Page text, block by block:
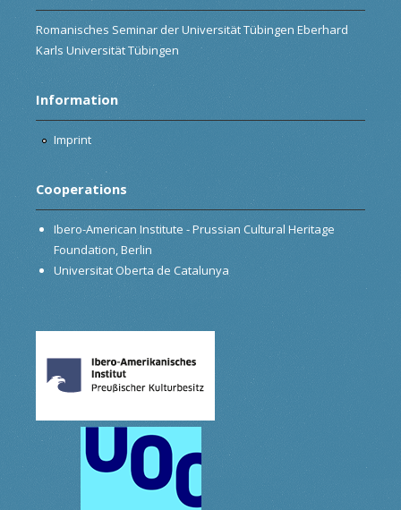
Romanisches Seminar der Universität Tübingen Eberhard
Karls Universität Tübingen
Information
Imprint
Cooperations
Ibero-American Institute - Prussian Cultural Heritage
Foundation, Berlin
Universitat Oberta de Catalunya